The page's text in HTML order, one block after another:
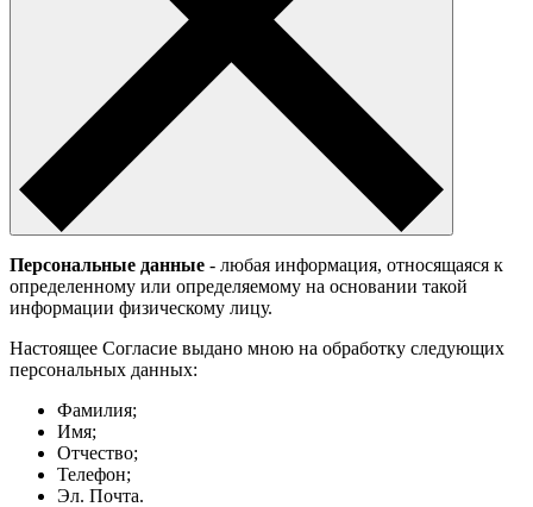
Персональные данные - любая информация, относящаяся к
определенному или определяемому на основании такой
информации физическому лицу.
Настоящее Согласие выдано мною на обработку следующих
персональных данных:
Фамилия;
Имя;
Отчество;
Телефон;
Эл. Почта.